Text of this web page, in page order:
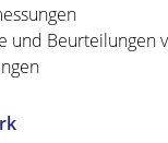
und Beurteilungen